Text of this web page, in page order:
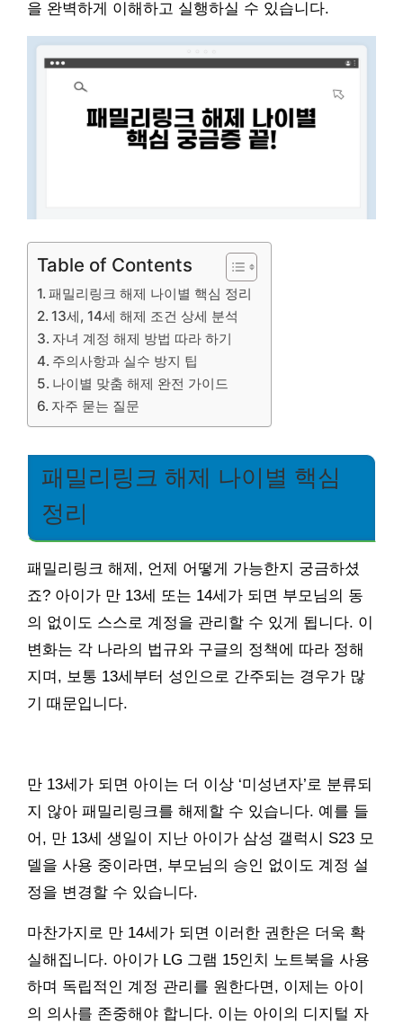
을 완벽하게 이해하고 실행하실 수 있습니다.
Table of Contents
패밀리링크 해제 나이별 핵심 정리
13세, 14세 해제 조건 상세 분석
자녀 계정 해제 방법 따라 하기
주의사항과 실수 방지 팁
나이별 맞춤 해제 완전 가이드
자주 묻는 질문
패밀리링크 해제 나이별 핵심
정리
패밀리링크 해제, 언제 어떻게 가능한지 궁금하셨
죠? 아이가 만 13세 또는 14세가 되면 부모님의 동
의 없이도 스스로 계정을 관리할 수 있게 됩니다. 이
변화는 각 나라의 법규와 구글의 정책에 따라 정해
지며, 보통 13세부터 성인으로 간주되는 경우가 많
기 때문입니다.
만 13세가 되면 아이는 더 이상 ‘미성년자’로 분류되
지 않아 패밀리링크를 해제할 수 있습니다. 예를 들
어, 만 13세 생일이 지난 아이가 삼성 갤럭시 S23 모
델을 사용 중이라면, 부모님의 승인 없이도 계정 설
정을 변경할 수 있습니다.
마찬가지로 만 14세가 되면 이러한 권한은 더욱 확
실해집니다. 아이가 LG 그램 15인치 노트북을 사용
하며 독립적인 계정 관리를 원한다면, 이제는 아이
의 의사를 존중해야 합니다. 이는 아이의 디지털 자